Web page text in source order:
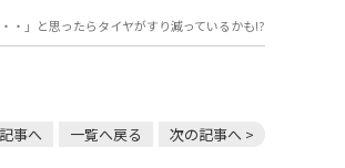
・」と思ったらタイヤがすり減っているかも!?
事へ 一覧へ戻る 次の記事へ >